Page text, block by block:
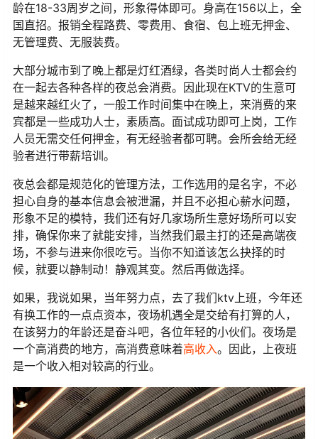
龄在18-33周岁之间，形象得体即可。身高在156以上，全
国直招。报销全程路费、零费用、食宿、包上班无押金、
无管理费、无服装费。
大部分城市到了晚上都是灯红酒绿，各类时尚人士都会约
在一起去各种各样的夜总会消费。因此现在KTV的生意可
是越来越红火了，一般工作时间集中在晚上，来消费的来
宾都是一些成功人士，素质高。面试成功即可上岗，工作
人员无需交任何押金，有无经验者都可聘。会所会给无经
验者进行带薪培训。
夜总会都是规范化的管理方法，工作选用的是名字，不必
担心自身的基本信息会被泄漏，并且不必担心薪水问题，
形象不足的模特，我们还有好几家场所生意好场所可以安
排，确保你来了就能安排，当然我们最主打的还是高端夜
场，不参与进来你很吃亏。当你不知道该怎么抉择的时
候，就要以静制动！静观其变。然后再做选择。
如果，我说如果，当年努力点，去了我们ktv上班，今年还
有换工作的一点点资本，夜场机遇全是交给有打算的人，
在该努力的年龄还是奋斗吧，各位年轻的小伙们。夜场是
一个高消费的地方，高消费意味着高收入。因此，上夜班
是一个收入相对较高的行业。